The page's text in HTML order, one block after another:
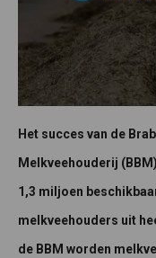
Het succes van de
Melkveehouderij
1,3 miljoen
melkveehouders uit
de BBM worden